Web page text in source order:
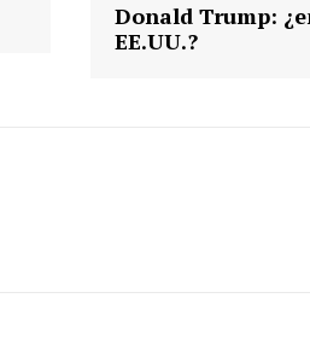
Donald Trump:
EE.UU.?